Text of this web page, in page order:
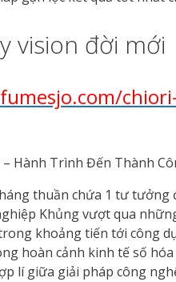
vision đời mới
thuần chứa 1 tư
Khủng vượt qua
khoảng tiến tới công
hoàn cảnh kinh tế số
lí giữa giải pháp công